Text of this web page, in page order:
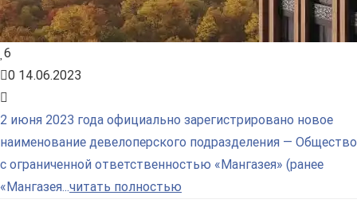
6
0 14.06.2023
2 июня 2023 года официально зарегистрировано новое
наименование девелоперского подразделения — Общество
с ограниченной ответственностью «Мангазея» (ранее
«Мангазея...читать полностью